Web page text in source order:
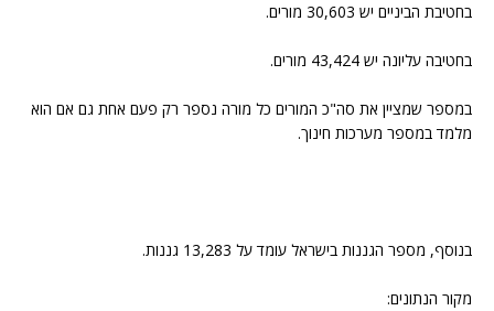
בחטיבת הביניים יש 30,603 מורים.
בחטיבה עליונה יש 43,424 מורים.
במספר שמציין את סה"כ המורים כל מורה נספר רק פעם אחת גם אם הוא
מלמד במספר מערכות חינוך.
בנוסף, מספר הגננות בישראל עומד על 13,283 גננות.
מקור הנתונים: